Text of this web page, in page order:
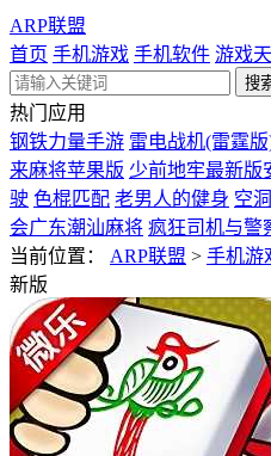
ARP联盟
首页 手机游戏 手机软件 游戏
热门应用
钢铁力量手游 雷电战机(雷霆
来麻将苹果版 少前地牢最新版
驶 色棍匹配 老男人的健身 空
会广东潮汕麻将 疯狂司机与警
当前位置： ARP联盟 > 手机游
新版